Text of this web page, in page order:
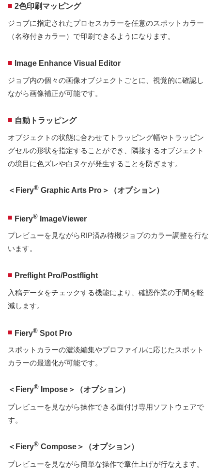
■ 2色印刷マッピング
ジョブに指定されたプロセスカラーを任意のスポットカラー
（名称付きカラー）で印刷できるようになります。
■ Image Enhance Visual Editor
ジョブ内の個々の画像オブジェクトごとに、視覚的に確認し
ながら画像補正が可能です。
■ 自動トラッピング
オブジェクトの状態に合わせてトラッピング幅やトラッピン
グセルの形状を指定することができ、隣接するオブジェクト
の境目に色ズレや白ヌケが発生することを防ぎます。
＜Fiery® Graphic Arts Pro＞（オプション）
■ Fiery® ImageViewer
プレビューを見ながらRIP済み待機ジョブのカラー調整を行な
います。
■ Preflight Pro/Postflight
入稿データをチェックする機能により、確認作業の手間を軽
減します。
■ Fiery® Spot Pro
スポットカラーの濃淡編集やプロファイルに応じたスポット
カラーの最適化が可能です。
＜Fiery® Impose＞（オプション）
プレビューを見ながら操作できる面付け専用ソフトウェアで
す。
＜Fiery® Compose＞（オプション）
プレビューを見ながら簡単な操作で章仕上げが行なえます。